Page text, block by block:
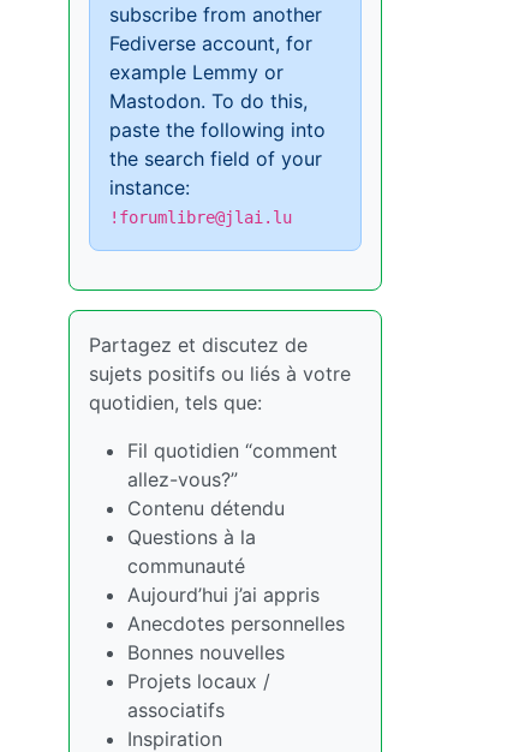
subscribe from another
Fediverse account, for
example Lemmy or
Mastodon. To do this,
paste the following into
the search field of your
instance:
!forumlibre@jlai.lu
Partagez et discutez de
sujets positifs ou liés à votre
quotidien, tels que:
Fil quotidien “comment
allez-vous?”
Contenu détendu
Questions à la
communauté
Aujourd’hui j’ai appris
Anecdotes personnelles
Bonnes nouvelles
Projets locaux /
associatifs
Inspiration